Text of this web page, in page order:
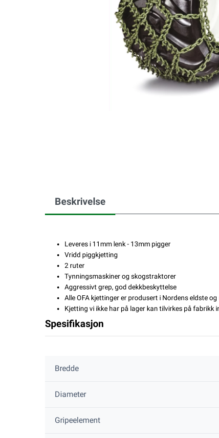
Beskrivelse
Leveres i 11mm lenk - 13mm pigger
Vridd piggkjetting
2 ruter
Tynningsmaskiner og skogstraktorer
Aggressivt grep, god dekkbeskyttelse
Alle OFA kjettinger er produsert i Nordens eldste
Kjetting vi ikke har på lager kan tilvirkes på fabrikk
Spesifikasjon
Bredde
Diameter
Gripeelement